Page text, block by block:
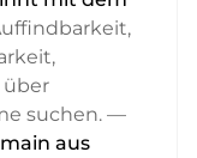
über
suchen. —
aus